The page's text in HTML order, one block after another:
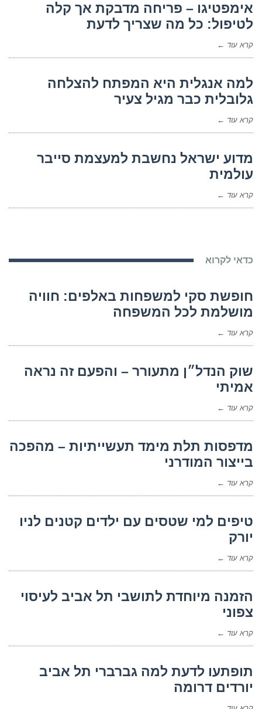
אימפטיגו – פריחה מדבקת אך קלה
לטיפול: כל מה שצריך לדעת
קרא עוד ←
למה אנגלית היא המפתח להצלחה
גלובלית כבר מגיל צעיר
קרא עוד ←
מדוע ישראל נחשבת למעצמת סייבר
עולמית
קרא עוד ←
כדאי לקרוא
חופשת סקי למשפחות באלפים: חוויה
מושלמת לכל המשפחה
קרא עוד ←
שוק הנדל״ן מתעורר – והפעם זה נראה
אמיתי
קרא עוד ←
מדפסות תלת מימד תעשייתיות – מהפכה
בייצור המודרני
קרא עוד ←
טיפים למי שטסים עם ילדים קטנים לניו
יורק
קרא עוד ←
הזמנה מיוחדת לתושבי תל אביב לעיסוי
צפוני
קרא עוד ←
תופתעו לדעת למה גברברי תל אביב
יורדים דרומה